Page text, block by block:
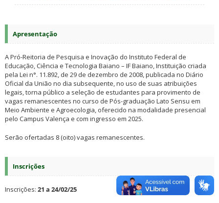
Apresentação
A Pró-Reitoria de Pesquisa e Inovação do Instituto Federal de
Educação, Ciência e Tecnologia Baiano – IF Baiano, Instituição criada
pela Lei n°. 11.892, de 29 de dezembro de 2008, publicada no Diário
Oficial da União no dia subsequente, no uso de suas atribuições
legais, torna público a seleção de estudantes para provimento de
vagas remanescentes no curso de Pós-graduação Lato Sensu em
Meio Ambiente e Agroecologia, oferecido na modalidade presencial
pelo Campus Valença e com ingresso em 2025.
Serão ofertadas 8 (oito) vagas remanescentes.
Inscrições
Inscrições: 21 a 24/02/25